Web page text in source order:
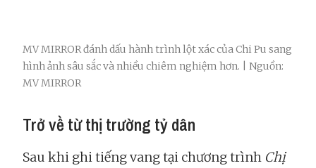
MV MIRROR đánh dấu hành trình lột xác của Chi Pu sang
hình ảnh sâu sắc và nhiều chiêm nghiệm hơn. | Nguồn:
MV MIRROR
Trở về từ thị trường tỷ dân
Sau khi ghi tiếng vang tại chương trình Chị